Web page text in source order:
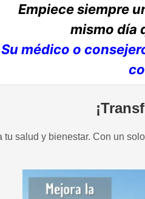
Empiece siempre
mismo día
Su médico o
salud y bienestar. Con un